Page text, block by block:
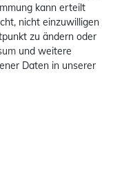
kann erteilt
nicht einzuwilligen
zu ändern oder
und weitere
Daten in unserer